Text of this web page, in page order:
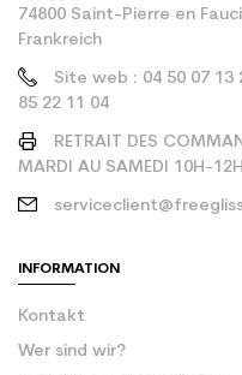
74800 Saint-Pierre en
Frankreich
Site web : 04 50 07 13
85 22 11 04
RETRAIT DES
MARDI AU SAMEDI 10H-
INFORMATION
Kontakt
Wer sind wir?